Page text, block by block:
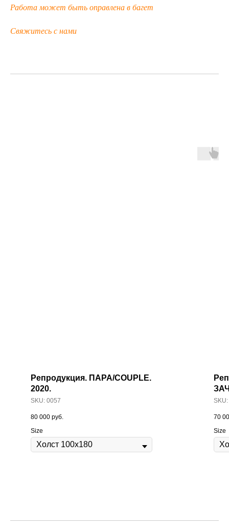
Работа может быть оправлена в багет
Свяжитесь с нами
Репродукция. ПАРА/COUPLE.
2020.
SKU: 0057
80 000 руб.
Size
70
Size